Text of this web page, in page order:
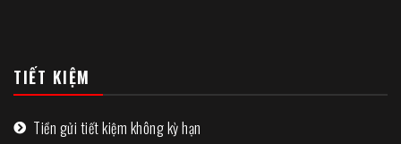
TIẾT KIỆM
Tiền gửi tiết kiệm không kỳ hạn